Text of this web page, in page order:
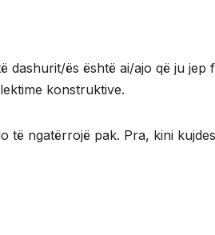
dashurit/ës është ai/ajo që ju jep
konstruktive.
të ngatërrojë pak. Pra, kini